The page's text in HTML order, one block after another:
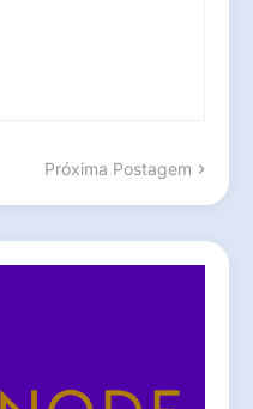
Próxima Postagem